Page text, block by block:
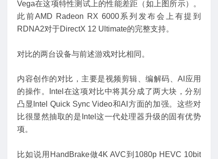
Vega在这项特性测试上的性能差距（如上图所示）。
此前AMD Radeon RX 6000系列发布会上有提到
RDNA2对于DirectX 12 Ultimate的完整支持。
对比的两台设备与前述游戏对比相同。
内容创作的对比，主要是视频剪辑、编解码、AI应用
的操作。Intel在这项对比中将其分成了两大块，分别
凸显Intel Quick Sync Video和AI方面的加强。这些对
比很显然抽取的是Intel这一代处理器升级的固有优势
项。
比如说用HandBrake做4K AVC到1080p HEVC 10bit